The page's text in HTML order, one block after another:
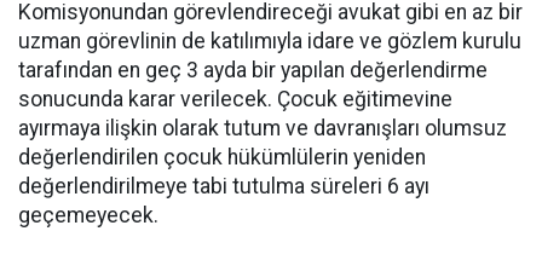
Komisyonundan görevlendireceği avukat gibi en az bir
uzman görevlinin de katılımıyla idare ve gözlem kurulu
tarafından en geç 3 ayda bir yapılan değerlendirme
sonucunda karar verilecek. Çocuk eğitimevine
ayırmaya ilişkin olarak tutum ve davranışları olumsuz
değerlendirilen çocuk hükümlülerin yeniden
değerlendirilmeye tabi tutulma süreleri 6 ayı
geçemeyecek.